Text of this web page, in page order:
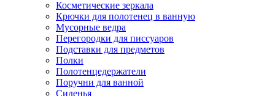
Косметические зеркала
Крючки для полотенец в ванную
Мусорные ведра
Перегородки для писсуаров
Подставки для предметов
Полки
Полотенцедержатели
Поручни для ванной
Сиденья